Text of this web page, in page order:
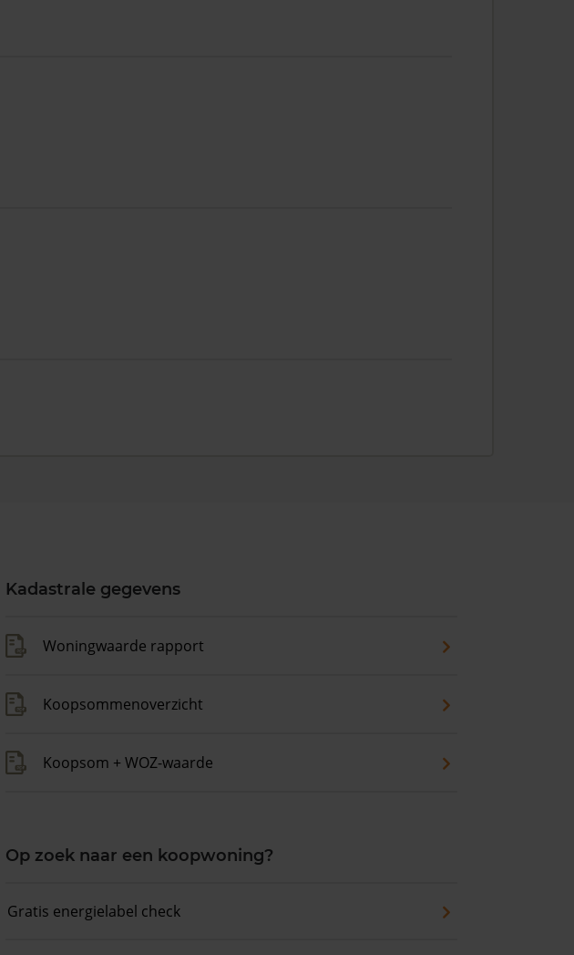
Kadastrale gegevens
Woningwaarde rapport
Koopsommenoverzicht
Koopsom + WOZ-waarde
Op zoek naar een koopwoning?
Gratis energielabel check